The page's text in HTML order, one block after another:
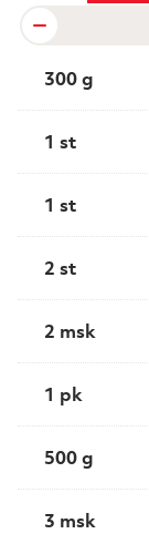
300 g
1 st
1 st
2 st
2 msk
1 pk
500 g
3 msk